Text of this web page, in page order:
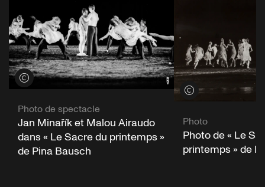
Voir les crédits
Photo de spectacle
Jan Minařík et Malou Airaudo
dans « Le Sacre du printemps »
de Pina Bausch
Voir les crédits
Photo
Photo de « Le
printemps » de